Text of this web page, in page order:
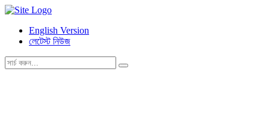
English Version
লেটেস্ট নিউজ